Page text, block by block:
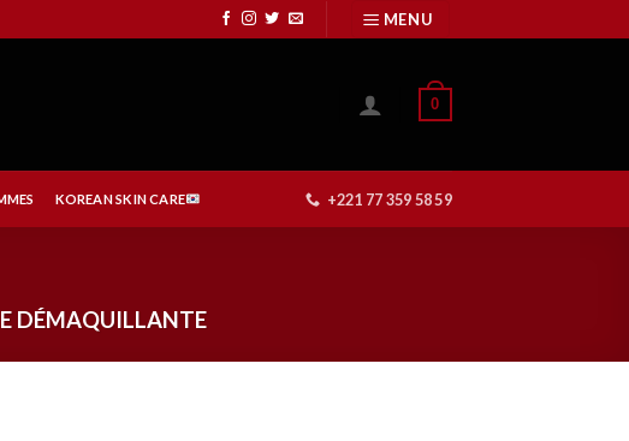
MENU
0
KOREAN SKIN CARE +221 77 359 58 59
DÉMAQUILLANTE